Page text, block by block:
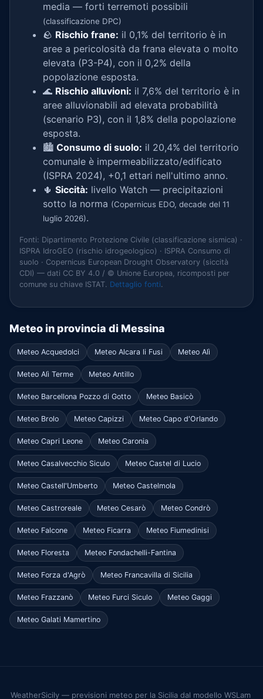
media — forti terremoti possibili
(classificazione DPC)
🪨 Rischio frane: il 0,1% del territorio è in
aree a pericolosità da frana elevata o molto
elevata (P3-P4), con il 0,2% della
popolazione esposta.
🌊 Rischio alluvioni: il 7,6% del territorio è in
aree alluvionabili ad elevata probabilità
(scenario P3), con il 1,8% della popolazione
esposta.
🏙️ Consumo di suolo: il 20,4% del territorio
comunale è impermeabilizzato/edificato
(ISPRA 2024), +0,1 ettari nell'ultimo anno.
🌵 Siccità: livello Watch — precipitazioni
sotto la norma (Copernicus EDO, decade del 11
luglio 2026).
Fonti: Dipartimento Protezione Civile (classificazione sismica) ·
ISPRA IdroGEO (rischio idrogeologico) · ISPRA Consumo di
suolo · Copernicus European Drought Observatory (siccità
CDI) — dati CC BY 4.0 / © Unione Europea, ricomposti per
comune su chiave ISTAT. Dettaglio fonti.
Meteo in provincia di Messina
Meteo Acquedolci Meteo Alcara li Fusi Meteo Alì
Meteo Alì Terme Meteo Antillo
Meteo Barcellona Pozzo di Gotto Meteo Basicò
Meteo Brolo Meteo Capizzi Meteo Capo d'Orlando
Meteo Capri Leone Meteo Caronia
Meteo Casalvecchio Siculo Meteo Castel di Lucio
Meteo Castell'Umberto Meteo Castelmola
Meteo Castroreale Meteo Cesarò Meteo Condrò
Meteo Falcone Meteo Ficarra Meteo Fiumedinisi
Meteo Floresta Meteo Fondachelli-Fantina
Meteo Forza d'Agrò Meteo Francavilla di Sicilia
Meteo Frazzanò Meteo Furci Siculo Meteo Gaggi
Meteo Galati Mamertino
WeatherSicily — previsioni meteo per la Sicilia dal modello WSLam